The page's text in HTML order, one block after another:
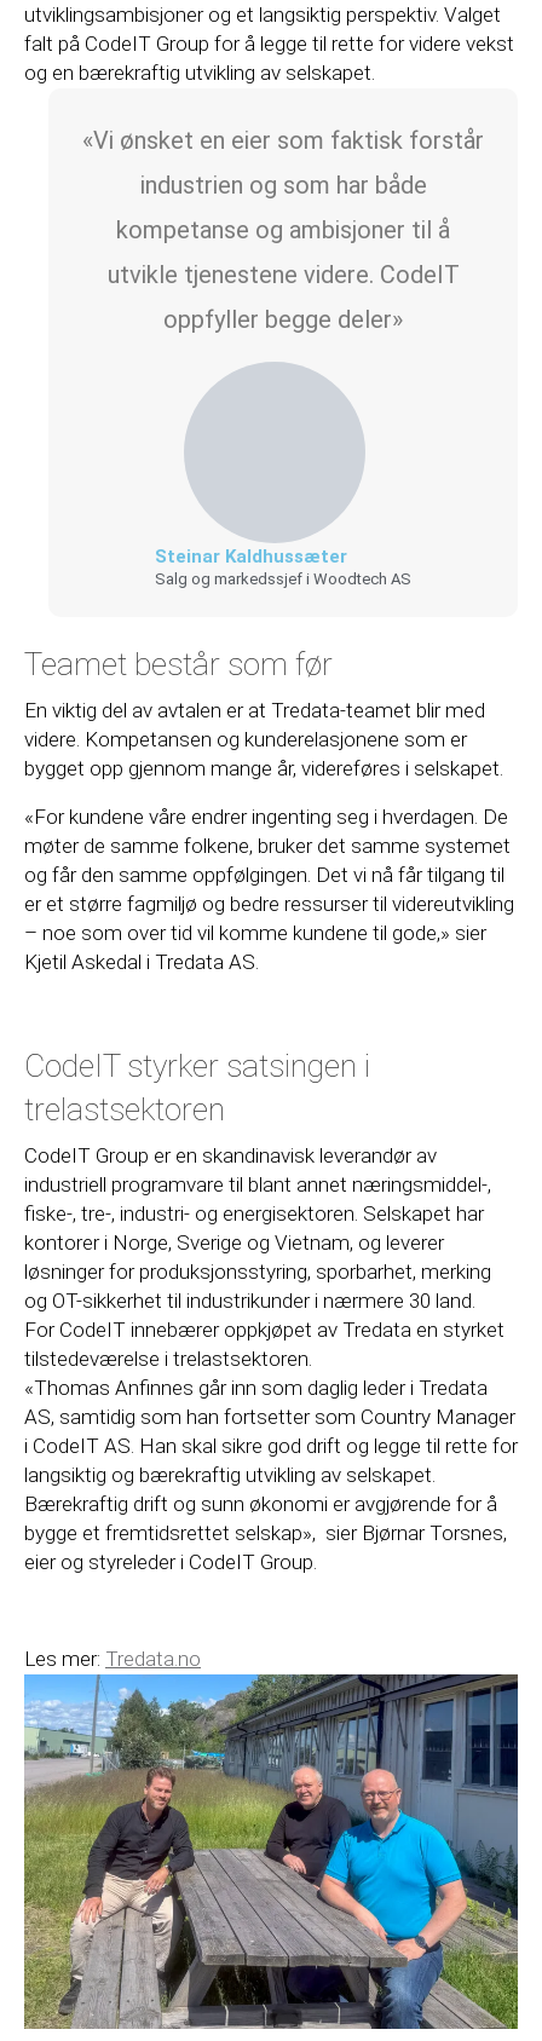
utviklingsambisjoner og et langsiktig perspektiv. Valget
falt på CodeIT Group for å legge til rette for videre vekst
og en bærekraftig utvikling av selskapet.
«Vi ønsket en eier som faktisk forstår
industrien og som har både
kompetanse og ambisjoner til å
utvikle tjenestene videre. CodeIT
oppfyller begge deler»
Steinar Kaldhussæter
Salg og markedssjef i Woodtech AS
Teamet består som før
En viktig del av avtalen er at Tredata-teamet blir med
videre. Kompetansen og kunderelasjonene som er
bygget opp gjennom mange år, videreføres i selskapet.
«For kundene våre endrer ingenting seg i hverdagen. De
møter de samme folkene, bruker det samme systemet
og får den samme oppfølgingen. Det vi nå får tilgang til
er et større fagmiljø og bedre ressurser til videreutvikling
– noe som over tid vil komme kundene til gode,» sier
Kjetil Askedal i Tredata AS.
CodeIT styrker satsingen i
trelastsektoren
CodeIT Group er en skandinavisk leverandør av
industriell programvare til blant annet næringsmiddel-,
fiske-, tre-, industri- og energisektoren. Selskapet har
kontorer i Norge, Sverige og Vietnam, og leverer
løsninger for produksjonsstyring, sporbarhet, merking
og OT-sikkerhet til industrikunder i nærmere 30 land.
For CodeIT innebærer oppkjøpet av Tredata en styrket
tilstedeværelse i trelastsektoren.
«Thomas Anfinnes går inn som daglig leder i Tredata
AS, samtidig som han fortsetter som Country Manager
i CodeIT AS. Han skal sikre god drift og legge til rette for
langsiktig og bærekraftig utvikling av selskapet.
Bærekraftig drift og sunn økonomi er avgjørende for å
bygge et fremtidsrettet selskap», sier Bjørnar Torsnes,
eier og styreleder i CodeIT Group.
Les mer: Tredata.no